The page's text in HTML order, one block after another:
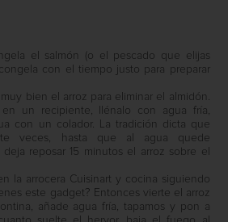
el salmón (o el pescado que elijas
con el tiempo justo para preparar
bien el arroz para eliminar el almidón.
un recipiente, llénalo con agua fría,
con un colador. La tradición dicta que
veces, hasta que al agua quede
deja reposar 15 minutos el arroz sobre el
la arrocera Cuisinart y cocina siguiendo
este gadget? Entonces vierte el arroz
añade agua fría, tapamos y pon a